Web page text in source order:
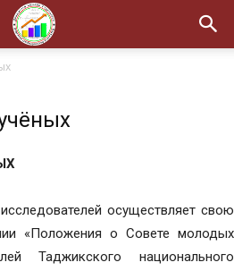
осуществляет свою
«Положения о Совете молодых
Таджикского национального